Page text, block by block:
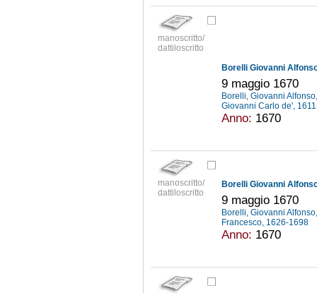
manoscritto/
dattiloscritto
Borelli Giovanni
9 maggio 1670
Borelli, Giovanni
Giovanni Carlo de',
Anno: 1670
manoscritto/
dattiloscritto
Borelli Giovanni
9 maggio 1670
Borelli, Giovanni
Francesco, 1626-1698
Anno: 1670